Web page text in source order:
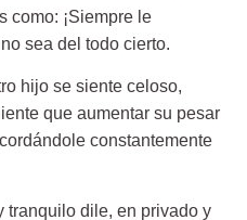
como: ¡Siempre le
sea del todo cierto.
hijo se siente celoso,
que aumentar su pesar
constantemente
tranquilo dile, en privado y